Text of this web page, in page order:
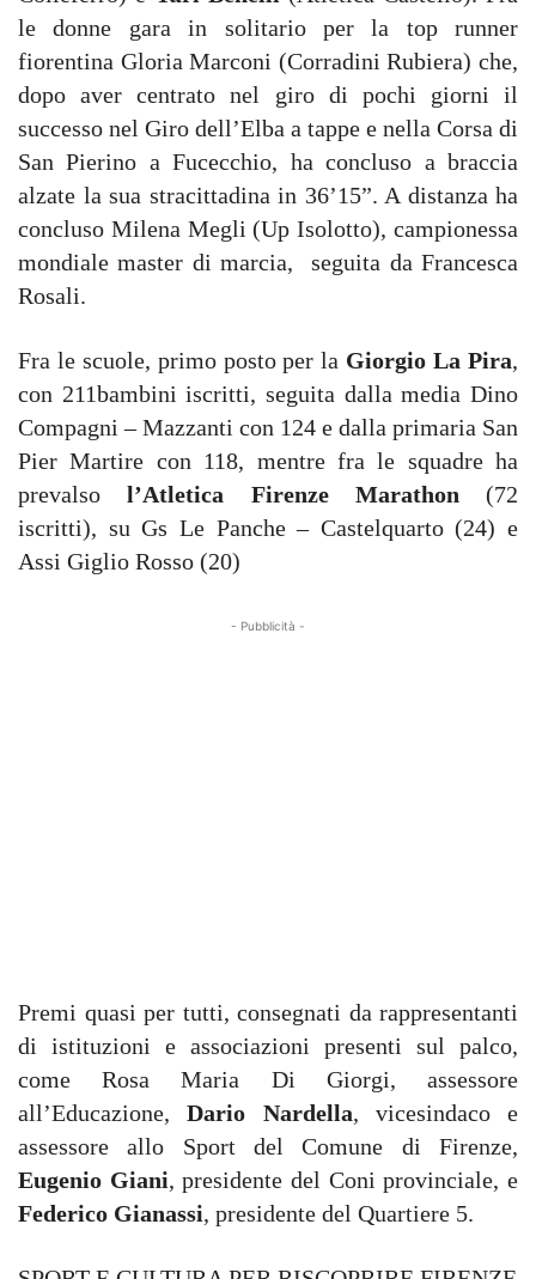
le donne gara in solitario per la top runner
fiorentina Gloria Marconi (Corradini Rubiera) che,
dopo aver centrato nel giro di pochi giorni il
successo nel Giro dell’Elba a tappe e nella Corsa di
San Pierino a Fucecchio, ha concluso a braccia
alzate la sua stracittadina in 36’15”. A distanza ha
concluso Milena Megli (Up Isolotto), campionessa
mondiale master di marcia, seguita da Francesca
Rosali.
Fra le scuole, primo posto per la Giorgio La Pira,
con 211bambini iscritti, seguita dalla media Dino
Compagni – Mazzanti con 124 e dalla primaria San
Pier Martire con 118, mentre fra le squadre ha
prevalsol’Atletica Firenze Marathon (72
iscritti), su Gs Le Panche – Castelquarto (24) e
Assi Giglio Rosso (20)
- Pubblicità -
Premi quasi per tutti, consegnati da rappresentanti
di istituzioni e associazioni presenti sul palco,
come Rosa Maria Di Giorgi, assessore
all’Educazione, Dario Nardella, vicesindaco e
assessore allo Sport del Comune di Firenze,
Eugenio Giani, presidente del Coni provinciale, e
Federico Gianassi, presidente del Quartiere 5.